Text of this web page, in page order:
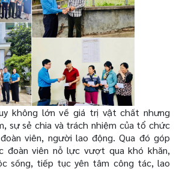
không lớn về giá trị vật chất nhưng
sự sẻ chia và trách nhiệm của tổ chức
viên, người lao động. Qua đó góp
đoàn viên nỗ lực vượt qua khó khăn,
sống, tiếp tục yên tâm công tác, lao